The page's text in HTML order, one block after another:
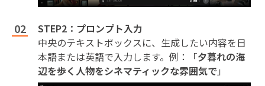
STEP2：プロンプト入力
中央のテキストボックスに、生成したい内容を日
本語または英語で入力します。例：「夕暮れの海
辺を歩く人物をシネマティックな雰囲気で 」